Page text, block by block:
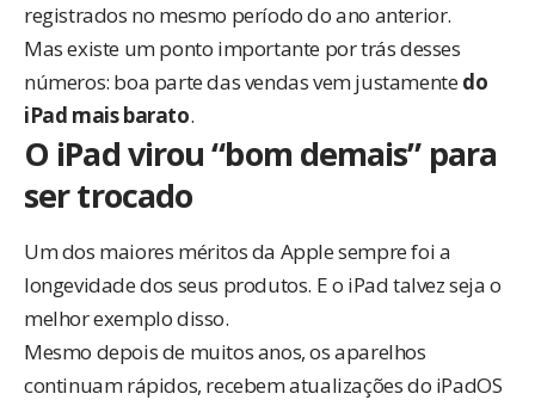
registrados no mesmo período do ano anterior.
Mas existe um ponto importante por trás desses
números: boa parte das vendas vem justamente do
iPad mais barato.
O iPad virou “bom demais” para
ser trocado
Um dos maiores méritos da Apple sempre foi a
longevidade dos seus produtos. E o iPad talvez seja o
melhor exemplo disso.
Mesmo depois de muitos anos, os aparelhos
continuam rápidos, recebem atualizações do iPadOS